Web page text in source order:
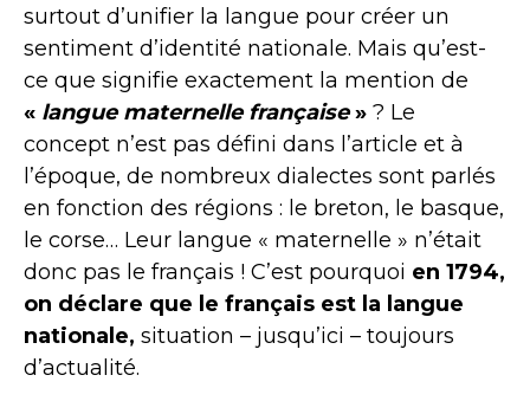
surtout d’unifier la langue pour créer un
sentiment d’identité nationale. Mais qu’est-
ce que signifie exactement la mention de
« langue maternelle française» ? Le
concept n’est pas défini dans l’article et à
l’époque, de nombreux dialectes sont parlés
en fonction des régions : le breton, le basque,
le corse… Leur langue « maternelle » n’était
donc pas le français ! C’est pourquoi en 1794,
on déclare que le français est la langue
nationale, situation – jusqu’ici – toujours
d’actualité.